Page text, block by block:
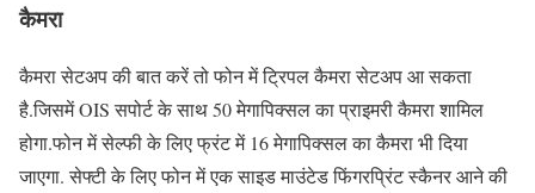
कैमरा
कैमरा सेटअप की बात करें तो फोन में ट्रिपल कैमरा सेटअप आ सकता
है.जिसमें OIS सपोर्ट के साथ 50 मेगापिक्सल का प्राइमरी कैमरा शामिल
होगा.फोन में सेल्फी के लिए फ्रंट में 16 मेगापिक्सल का कैमरा भी दिया
जाएगा. सेफ्टी के लिए फोन में एक साइड माउंटेड फिंगरप्रिंट स्कैनर आने की